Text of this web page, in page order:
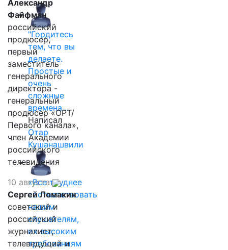
"Гордитесь
тем, что вы
делаете.
Простые и
очень
сложные
времена…
Написал
Отар
Кушанашвили
«Все труднее
соответствовать
нашим
слушателям,
их высоким
требованиям
Александр
Файфман
российский
продюсер,
первый
заместитель
генерального
директора -
генеральный
продюсер «ОРТ/
Первого канала»,
член Академии
российского
телевидения
10 августа
Сергей Ломакин
советский и
российский
журналист,
телеведущий и